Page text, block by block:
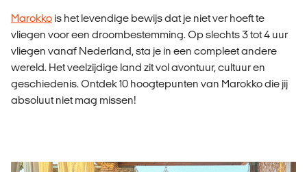
Marokko is het levendige bewijs dat je niet ver hoeft te
vliegen voor een droombestemming. Op slechts 3 tot 4 uur
vliegen vanaf Nederland, sta je in een compleet andere
wereld. Het veelzijdige land zit vol avontuur, cultuur en
geschiedenis. Ontdek 10 hoogtepunten van Marokko die jij
absoluut niet mag missen!